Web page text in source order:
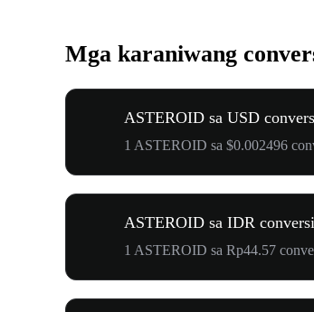
Mga karaniwang
ASTEROID sa USD
1 ASTEROID sa $0.002496
ASTEROID sa IDR
1 ASTEROID sa Rp44.57